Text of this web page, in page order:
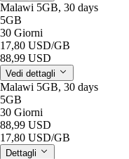
Malawi 5GB, 30 days
5GB
30 Giorni
17,80 USD/GB
88,99 USD
Vedi dettagli
Malawi 5GB, 30 days
5GB
30 Giorni
88,99 USD
17,80 USD/GB
Dettagli